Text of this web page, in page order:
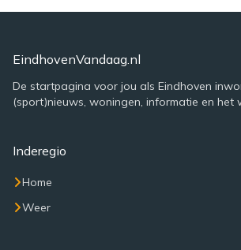
EindhovenVandaag.nl
De startpagina voor jou als Eindhoven
(sport)nieuws, woningen, informatie en het
Inderegio
Home
Weer